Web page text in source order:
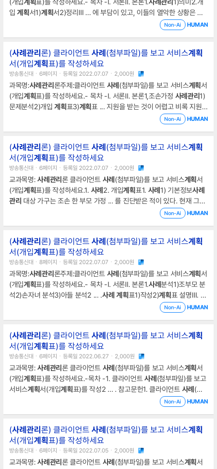
(개입계획표)를 작성하세요.- 목차 -Ⅰ. 서론Ⅱ. 본론1.사례관리 1)의미2.개
입계획서1)계획서2)정리Ⅲ ... 에 부담이 있고, 이들의 열악한 상황은 조
부모의 신체적, 정신적 건강 등에서 부정적으로 영향을 주고 있다.Ⅱ. 본론
으로 보아 조금 더 구체적인 실천내용을 포함한다.즉, 포괄적으로 우리나
라에서 내리고 있는사례관리란, 다양
Non-Ai HUMAN
(사례 관리 론) 클라이언트 사례 (첨부파일)를 보고 서비스계획
서(개입계획표)를 작성하세요
방송통신대ㆍ6페이지ㆍ등록일 2022.07.07ㆍ2,000원
과목명:사례관리 론주제:클라이언트 사례 (첨부파일)를 보고 서비스계획서
(개입계획표)를 작성하세요.- 목차 -Ⅰ. 서론Ⅱ. 본론1,조손가정 사례 관리1)
문제분석2)개입계획표3)계획표 ... 지원을 받는 것이 어렵고 비록 지원을
받는다고 하지만 미약한 수준으로 이루어지고 있는 것이 사실이다.Ⅱ. 본
각한다. 또한사례에서는 조부모가 관절염도 가지고 있는 것으로나타났
다. 조부모의 신체적인 건강 문제가 영향을 주
Non-Ai HUMAN
(사례 관리 론) 클라이언트 사례 (첨부파일)를 보고 서비스계획
서(개입계획표)를 작성하세요
방송통신대ㆍ6페이지ㆍ등록일 2022.07.07ㆍ2,000원
교과목명:사례 관리 론 클라이언트 사례 (첨부파일)를 보고 서비스계획서
(개입계획표)를 작성하세요.1. 사례 2. 개입계획표1. 사례1) 기본정보사례
관리 대상 가구는 조손 한 부모 가정 ... 를 진단받은 적이 있다. 현재 그들
은 영구임대 아파트에서 거주하고 있으며 약 80만 원의 수급비로 생활하
되어사례관리대상자로 선정되었다고 한다.3) 목표단기 목표로는 라포
형성 및 정서적 지지이다. 또한, 일상생활지원을 위한
Non-Ai HUMAN
(사례 관리 론) 클라이언트 사례 (첨부파일)를 보고 서비스계획
서(개입계획표)를 작성하세요
방송통신대ㆍ8페이지ㆍ등록일 2022.07.07ㆍ2,000원
과목명:사례관리 론주제:클라이언트 사례 (첨부파일)를 보고 서비스계획서
(개입계획표)를 작성하세요.- 목차 -Ⅰ. 서론Ⅱ. 본론1.사례분석1)조부모 분
석2)손자녀 분석3)아들 분석2 ... .사례 계획표1)작성2)계획표 설명Ⅲ. 결
론1.배운 점 및 느낀 점Ⅳ. 참고문헌Ⅰ. 서론1990년대에 금융위기를 경험
계획표1)작성단기목표1.조부모의 건강상태를 파악하고, 건강에 있어서
문제가 된다면 이를 위한 적절한 서비스
Non-Ai HUMAN
(사례 관리 론) 클라이언트 사례 (첨부파일)를 보고 서비스계획
서(개입계획표)를 작성하세요
방송통신대ㆍ6페이지ㆍ등록일 2022.06.27ㆍ2,000원
교과목명:사례 관리 론 클라이언트 사례 (첨부파일)를 보고 서비스계획서
(개입계획표)를 작성하세요.-목차 -1. 클라이언트사례 (첨부파일)를 보고
서비스계획서(개입계획표)를 작성2 ... . 참고문헌1. 클라이언트 사례 (첨
표)를 작성단기목표- 라포형성과
학교폭력 해결방안 제시대상자의 손자5매달 2회종로경찰서이하 동일건
강심리,정서적 건강1.) 아들 :알코올중독2) 손자:ADHD
Non-Ai HUMAN
(사례 관리 론) 클라이언트 사례 (첨부파일)를 보고 서비스계획
서(개입계획표)를 작성하세요
방송통신대ㆍ6페이지ㆍ등록일 2022.07.05ㆍ2,000원
교과목명:사례 관리 론 클라이언트 사례 (첨부파일)를 보고 서비스계획서